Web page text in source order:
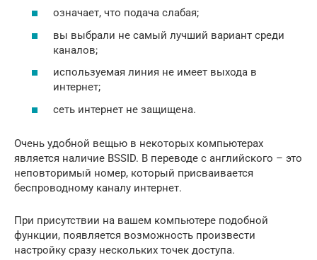
означает, что подача слабая;
вы выбрали не самый лучший вариант среди
каналов;
используемая линия не имеет выхода в
интернет;
сеть интернет не защищена.
Очень удобной вещью в некоторых компьютерах
является наличие BSSID. В переводе с английского – это
неповторимый номер, который присваивается
беспроводному каналу интернет.
При присутствии на вашем компьютере подобной
функции, появляется возможность произвести
настройку сразу нескольких точек доступа.